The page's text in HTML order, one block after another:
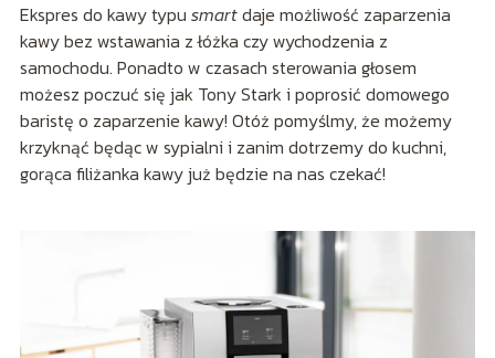
Ekspres do kawy typu smartdaje możliwość zaparzenia
kawy bez wstawania z łóżka czy wychodzenia z
samochodu. Ponadto w czasach sterowania głosem
możesz poczuć się jak Tony Stark i poprosić domowego
baristę o zaparzenie kawy! Otóż pomyślmy, że możemy
krzyknąć będąc w sypialni i zanim dotrzemy do kuchni,
gorąca filiżanka kawy już będzie na nas czekać!